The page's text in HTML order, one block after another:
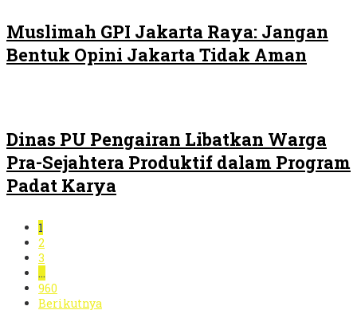
Muslimah GPI Jakarta Raya: Jangan
Bentuk Opini Jakarta Tidak Aman
Dinas PU Pengairan Libatkan Warga
Pra-Sejahtera Produktif dalam Program
Padat Karya
1
2
3
…
960
Berikutnya